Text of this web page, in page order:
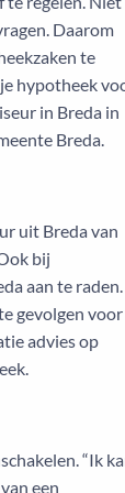
Daarom
te
hypotheek
in Breda in
Breda.
uit Breda van
bij
aan te raden.
gevolgen voor
advies op
“Ik
een